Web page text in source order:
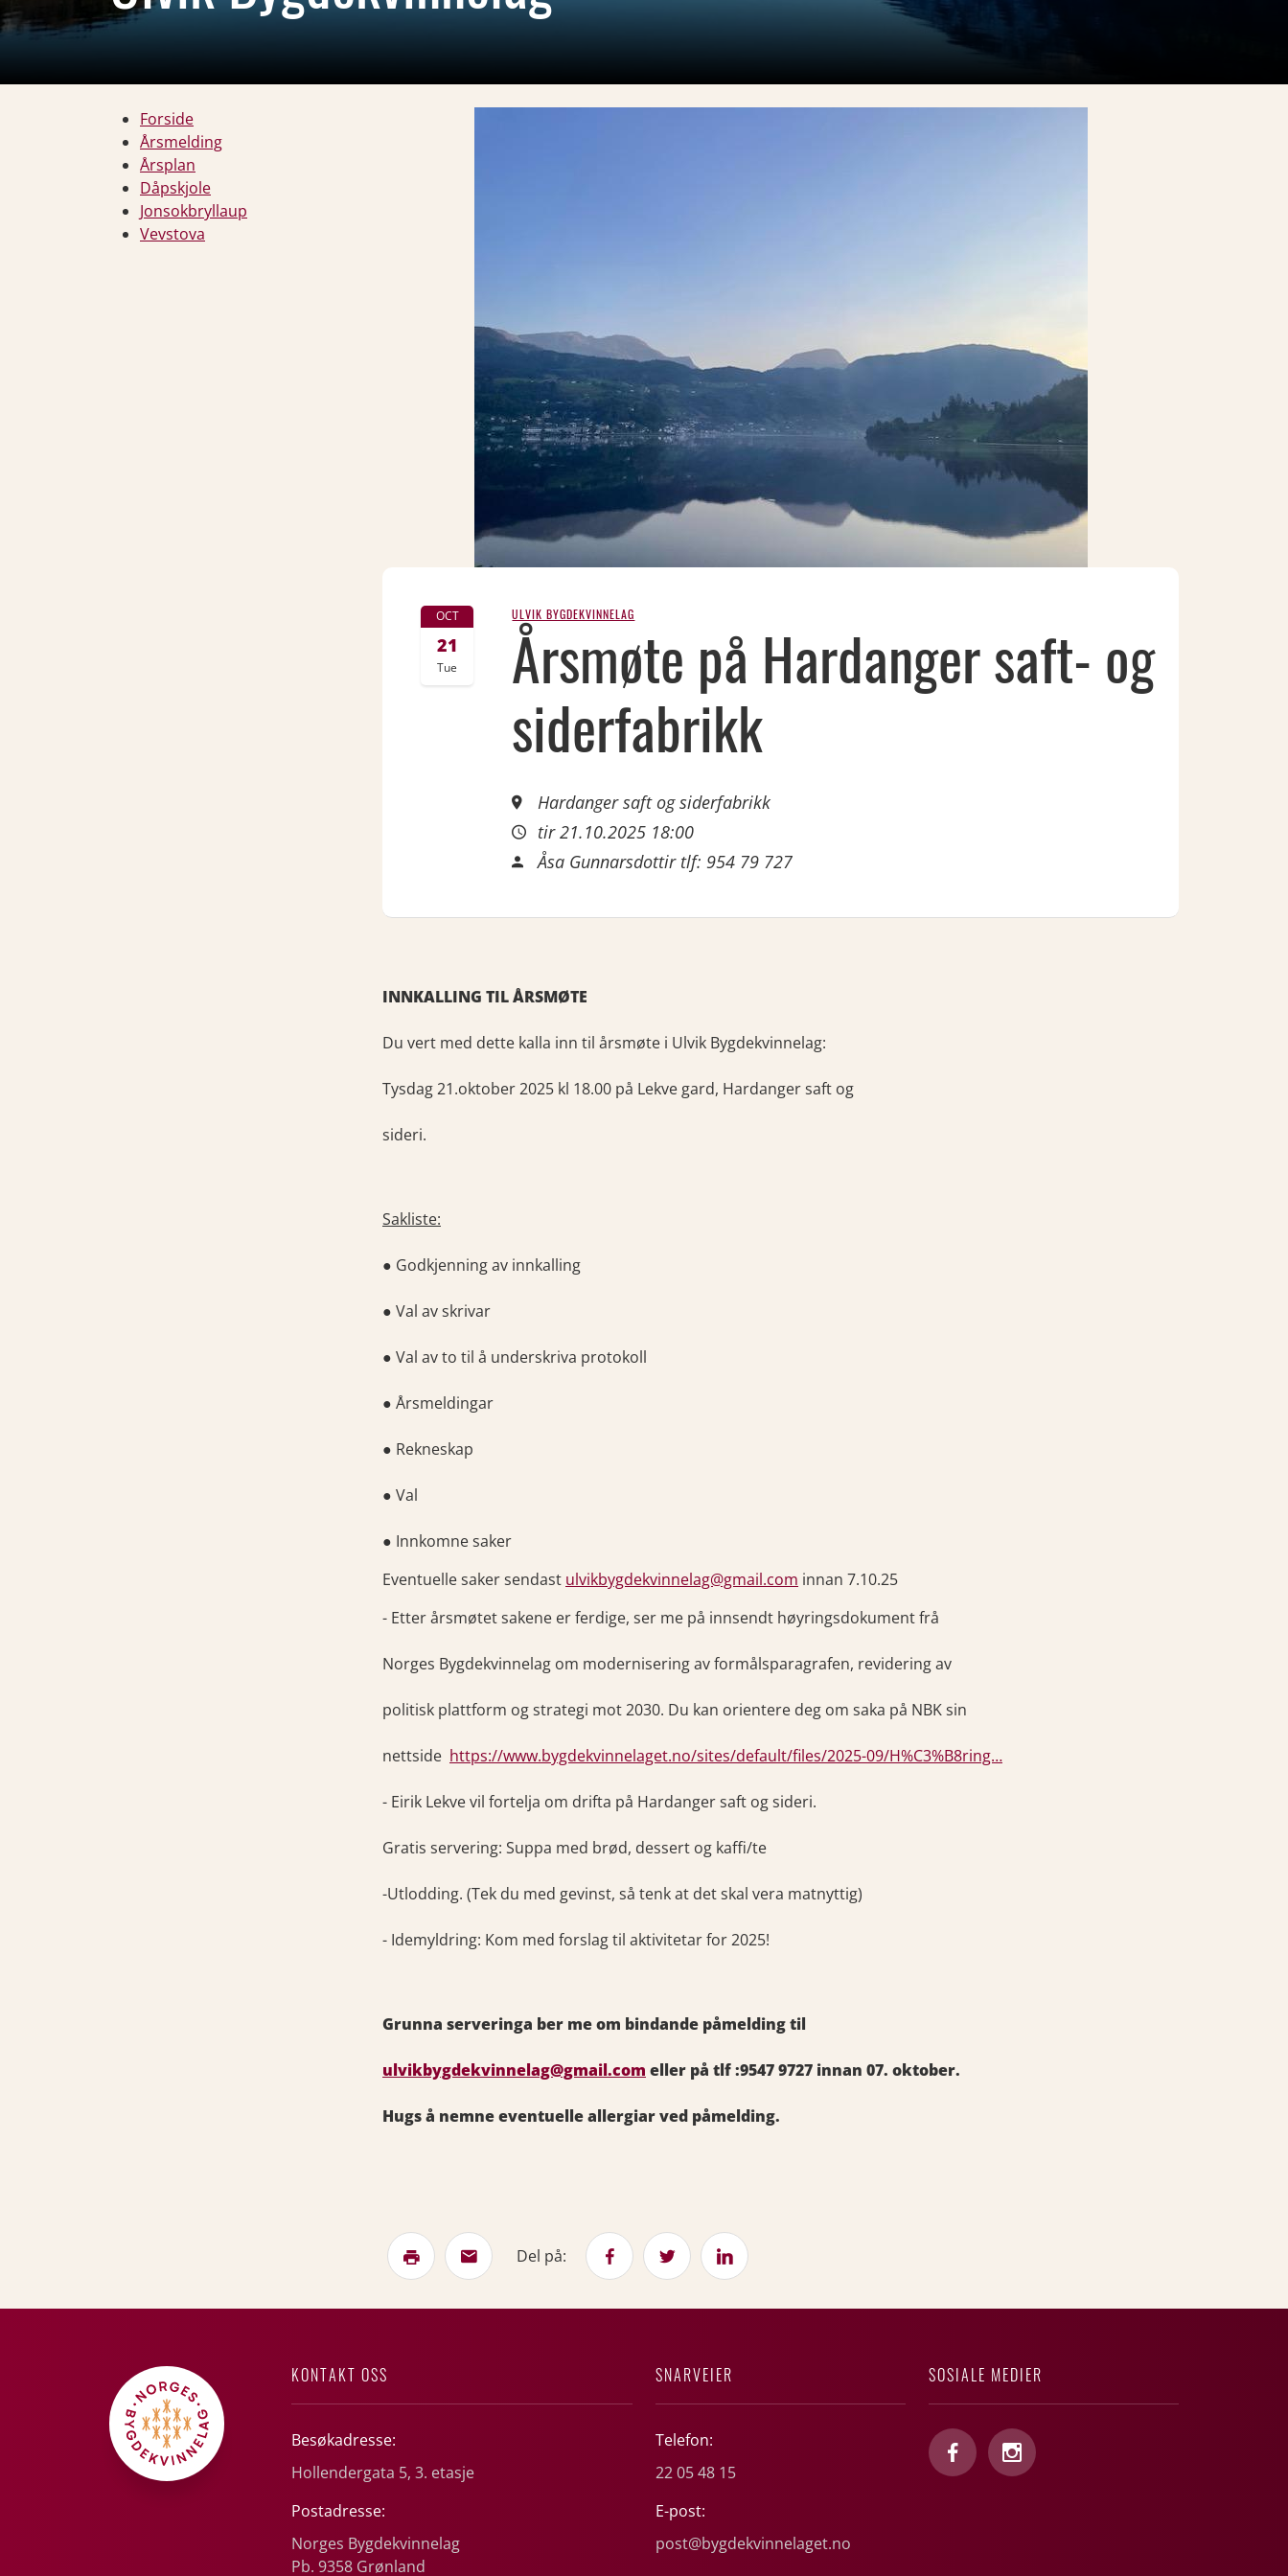
Forside
Årsmelding
Årsplan
Dåpskjole
Jonsokbryllaup
Vevstova
OCT
21
Tue
ULVIK BYGDEKVINNELAG
Årsmøte på Hardanger saft- og
siderfabrikk
Hardanger saft og siderfabrikk
tir 21.10.2025 18:00
Åsa Gunnarsdottir tlf: 954 79 727
INNKALLING TIL ÅRSMØTE
Du vert med dette kalla inn til årsmøte i Ulvik Bygdekvinnelag:
Tysdag 21.oktober 2025 kl 18.00 på Lekve gard, Hardanger saft og
sideri.
Sakliste:
● Godkjenning av innkalling
● Val av skrivar
● Val av to til å underskriva protokoll
● Årsmeldingar
● Rekneskap
● Val
● Innkomne saker
Eventuelle saker sendast ulvikbygdekvinnelag@gmail.com innan 7.10.25
- Etter årsmøtet sakene er ferdige, ser me på innsendt høyringsdokument frå
Norges Bygdekvinnelag om modernisering av formålsparagrafen, revidering av
politisk plattform og strategi mot 2030. Du kan orientere deg om saka på NBK sin
nettside https://www.bygdekvinnelaget.no/sites/default/files/2025-09/H%C3%B8ring…
- Eirik Lekve vil fortelja om drifta på Hardanger saft og sideri.
Gratis servering: Suppa med brød, dessert og kaffi/te
-Utlodding. (Tek du med gevinst, så tenk at det skal vera matnyttig)
- Idemyldring: Kom med forslag til aktivitetar for 2025!
Grunna serveringa ber me om bindande påmelding til
ulvikbygdekvinnelag@gmail.com eller på tlf :9547 9727 innan 07. oktober.
Hugs å nemne eventuelle allergiar ved påmelding.
Del på:
KONTAKT OSS
Besøkadresse:
Hollendergata 5, 3. etasje
Postadresse:
Norges Bygdekvinnelag
Pb. 9358 Grønland
SNARVEIER
Telefon:
22 05 48 15
E-post:
post@bygdekvinnelaget.no
SOSIALE MEDIER